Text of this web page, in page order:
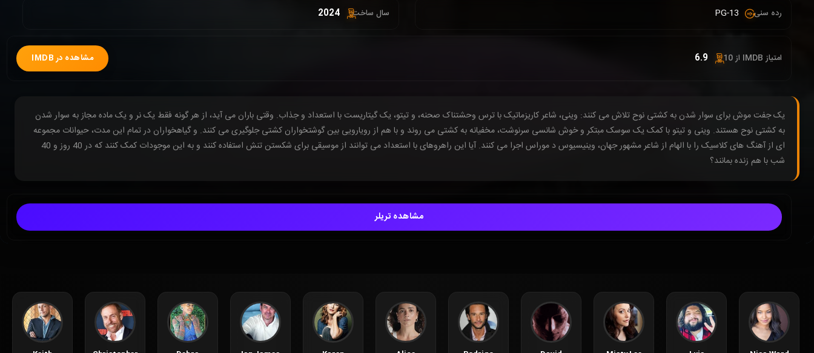
رده سنی : PG-13 سال ساخت: 2024
امتیاز IMDB از 10 : 6.9 مشاهده در IMDB
یک جفت موش برای سوار شدن به کشتی نوح تلاش می کنند: وینی، شاعر کاریزماتیک با ترس وحشتناک صحنه، و تیتو، یک گیتاریست با استعداد و جذاب. وقتی باران می آید، از هر گونه فقط یک نر و یک ماده مجاز به سوار شدن
به کشتی نوح هستند. وینی و تیتو با کمک یک سوسک مبتکر و خوش شانسی سرنوشت، مخفیانه به کشتی می روند و با هم از رویارویی بین گوشتخواران کشتی جلوگیری می کنند. و گیاهخواران در تمام این مدت، حیوانات مجموعه
ای از آهنگ های کلاسیک را با الهام از شاعر مشهور جهان، وینیسیوس د موراس اجرا می کنند. آیا این راهروهای با استعداد می توانند از موسیقی برای شکستن تنش استفاده کنند و به این موجودات کمک کنند که در 40 روز و 40
شب با هم زنده بمانند؟
مشاهده تریلر